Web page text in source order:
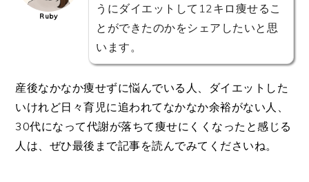
Ruby
うにダイエットして12キロ痩せるこ
とができたのかをシェアしたいと思
います。
産後なかなか痩せずに悩んでいる人、ダイエットした
いけれど日々育児に追われてなかなか余裕がない人、
30代になって代謝が落ちて痩せにくくなったと感じる
人は、ぜひ最後まで記事を読んでみてくださいね。